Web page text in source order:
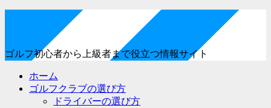
ゴルフ初心者から上級者まで役立つ情報サイト
ホーム
ゴルフクラブの選び方
ドライバーの選び方